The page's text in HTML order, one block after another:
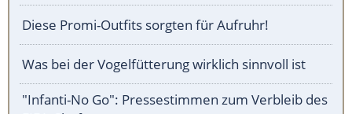
Diese Promi-Outfits sorgten für Aufruhr!
Was bei der Vogelfütterung wirklich sinnvoll ist
"Infanti-No Go": Pressestimmen zum Verbleib des